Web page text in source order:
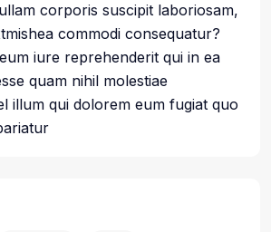
corporis suscipit laboriosam,
commodi consequatur?
iure reprehenderit qui in ea
quam nihil molestiae
illum qui dolorem eum fugiat quo